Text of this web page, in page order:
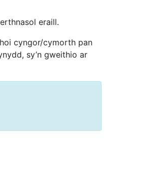
eraill.
cyngor/cymorth pan
sy’n gweithio ar